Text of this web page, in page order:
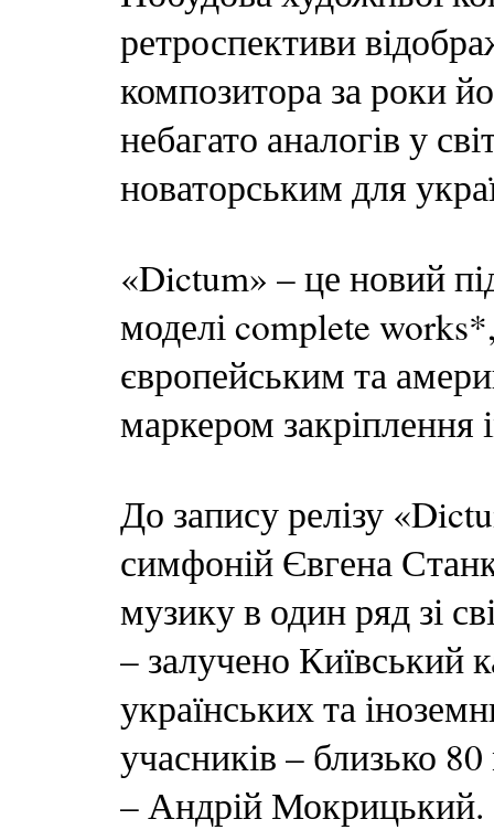
ретроспективи
композитора за роки
небагато аналогів у
новаторським для
«Dictum» – це новий
моделі complete
європейським та
маркером закріплення
До запису релізу
симфоній Євгена
музику в один ряд зі
– залучено
українських та
учасників – близько
– Андрій Мокрицький.